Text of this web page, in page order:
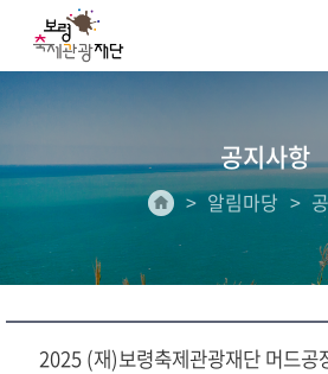
공지사항
알림마당
2025 (재)보령축제관광재단 머드공